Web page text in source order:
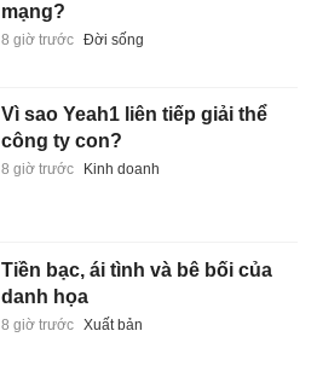
mạng?
8 giờ trước Đời sống
Vì sao Yeah1 liên tiếp giải thể
công ty con?
8 giờ trước Kinh doanh
Tiền bạc, ái tình và bê bối của
danh họa
8 giờ trước Xuất bản